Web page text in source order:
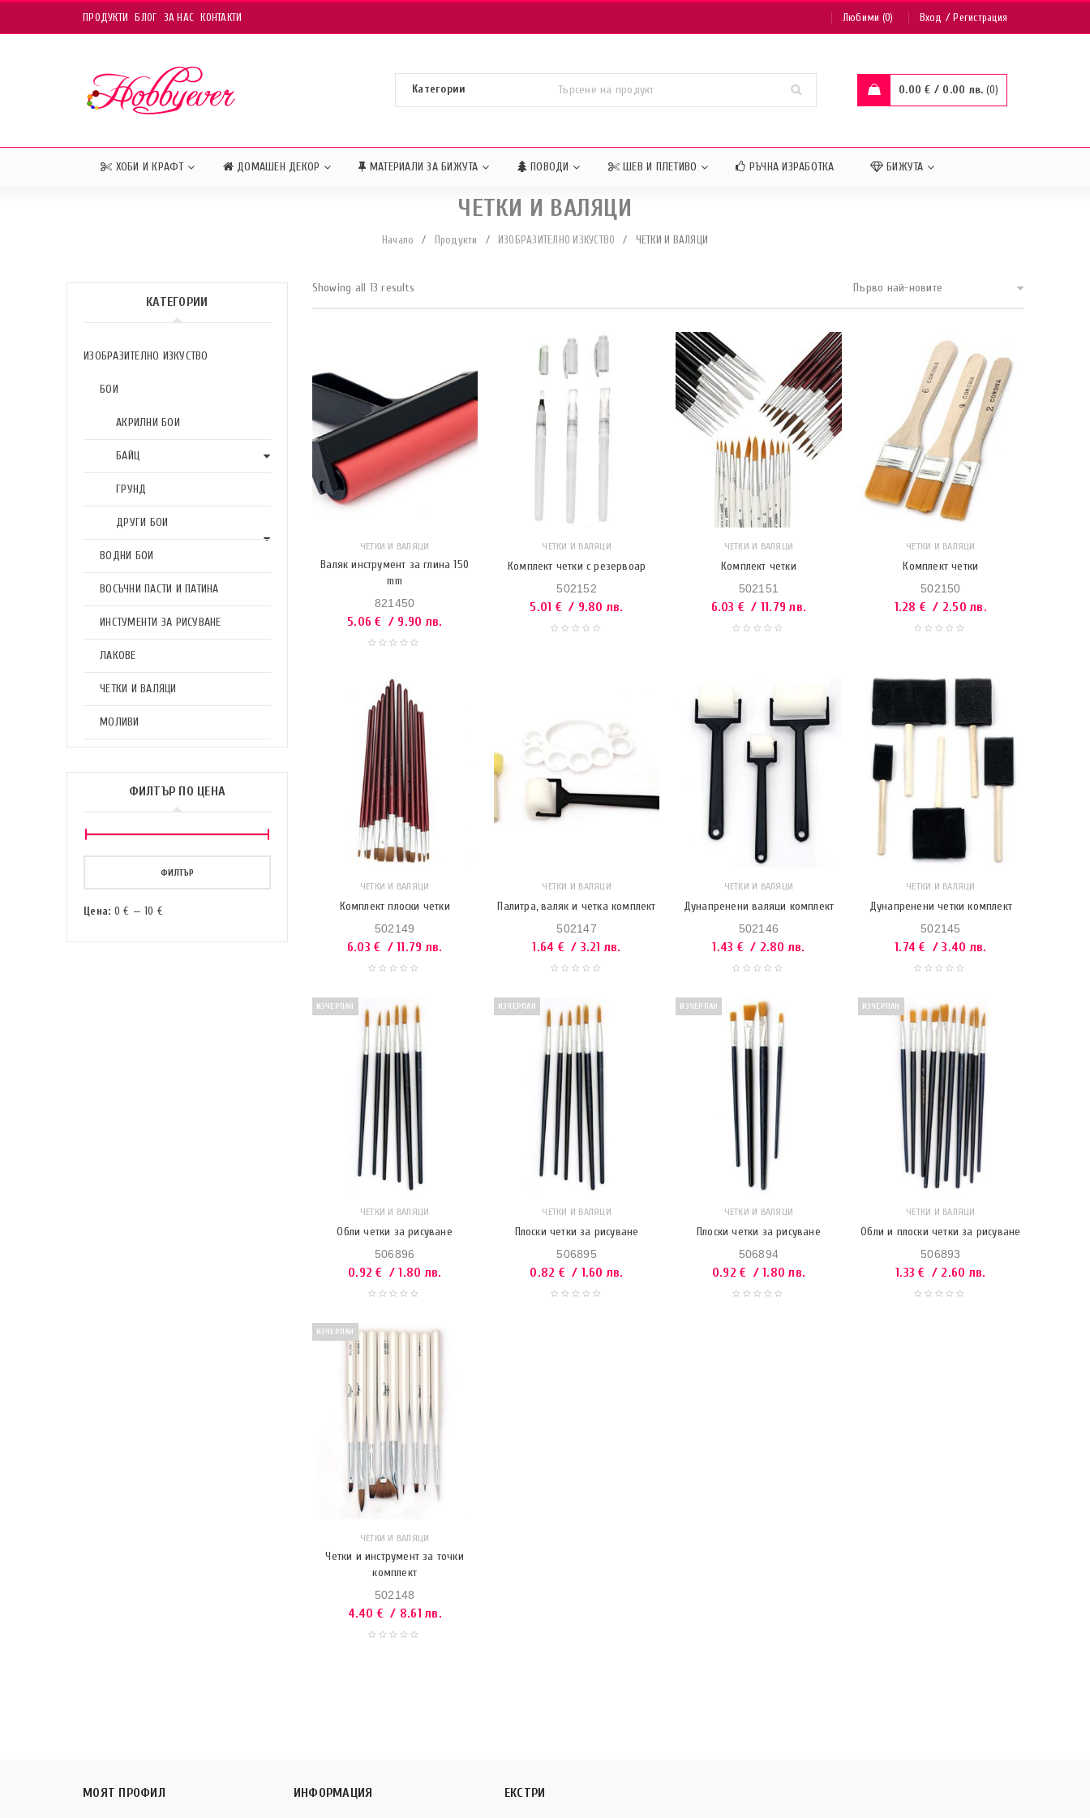
ПРОДУКТИ БЛОГ ЗА НАС КОНТАКТИ Любими (0) Вход /Регистрация
0.00€ / 0.00 лв. 0
ХОБИ И КРАФТ ДОМАШЕН ДЕКОР МАТЕРИАЛИ ЗА БИЖУТА ПОВОДИ ШЕВ И ПЛЕТИВО РЪЧНА ИЗРАБОТКА БИЖУТА
ЧЕТКИ И ВАЛЯЦИ
Начало / Продукти / ИЗОБРАЗИТЕЛНО ИЗКУСТВО / ЧЕТКИ И ВАЛЯЦИ
КАТЕГОРИИ
ИЗОБРАЗИТЕЛНО ИЗКУСТВО
БОИ
АКРИЛНИ БОИ
БАЙЦ
ГРУНД
ДРУГИ БОИ
ВОДНИ БОИ
ВОСЪЧНИ ПАСТИ И ПАТИНА
ИНСТУМЕНТИ ЗА РИСУВАНЕ
ЛАКОВЕ
ЧЕТКИ И ВАЛЯЦИ
МОЛИВИ
ФИЛТЪР ПО ЦЕНА
ФИЛТЪР
Цена: 0 € — 10 €
Showing all 13 results Първо най-новите
ЧЕТКИ И ВАЛЯЦИ
Валяк инструмент за глина 150
mm
821450
5.06€ / 9.90 лв.
ЧЕТКИ И ВАЛЯЦИ
Комплект четки с резервоар
502152
5.01 € / 9.80 лв.
ЧЕТКИ И ВАЛЯЦИ
Комплект четки
502151
6.03 € / 11.79 лв.
ЧЕТКИ И ВАЛЯЦИ
Комплект четки
502150
1.28 € / 2.50 лв.
ЧЕТКИ И ВАЛЯЦИ
Комплект плоски четки
502149
6.03€ / 11.79 лв.
ЧЕТКИ И ВАЛЯЦИ
Палитра, валяк и четка комплект
502147
1.64 € / 3.21 лв.
ЧЕТКИ И ВАЛЯЦИ
Дунапренени валяци комплект
502146
1.43 € / 2.80 лв.
ЧЕТКИ И ВАЛЯЦИ
Дунапренени четки комплект
502145
1.74€ / 3.40 лв.
ИЗЧЕРПАН
ЧЕТКИ И ВАЛЯЦИ
Обли четки за рисуване
506896
0.92€ / 1.80 лв.
ИЗЧЕРПАН
ЧЕТКИ И ВАЛЯЦИ
Плоски четки за рисуване
506895
0.82 € / 1.60 лв.
ИЗЧЕРПАН
ЧЕТКИ И ВАЛЯЦИ
Плоски четки за рисуване
506894
0.92€ / 1.80 лв.
ИЗЧЕРПАН
ЧЕТКИ И ВАЛЯЦИ
Обли и плоски четки за рисуване
506893
1.33€ / 2.60 лв.
ИЗЧЕРПАН
ЧЕТКИ И ВАЛЯЦИ
Четки и инструмент за точки
комплект
502148
4.40 € / 8.61 лв.
МОЯТ ПРОФИЛ ИНФОРМАЦИЯ ЕКСТРИ